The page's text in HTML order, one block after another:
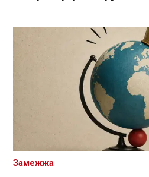
Замежжа